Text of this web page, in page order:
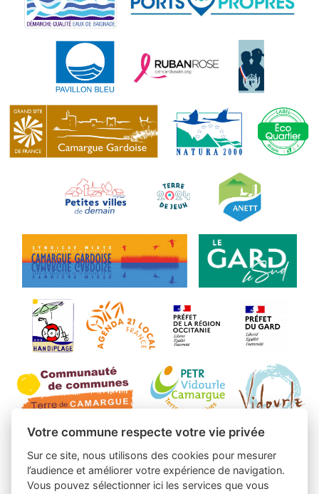
Votre commune respecte votre vie privée
Sur ce site, nous utilisons des cookies pour mesurer
l’audience et améliorer votre expérience de navigation.
Vous pouvez sélectionner ici les services que vous